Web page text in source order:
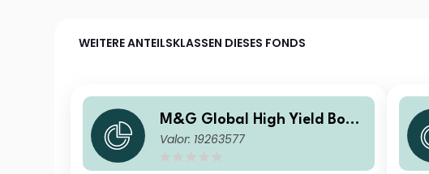
WEITERE ANTEILSKLASSEN DIESES FONDS
M&G Global High Yield Bond
Fund Sterling R Inc
Valor: 19263577